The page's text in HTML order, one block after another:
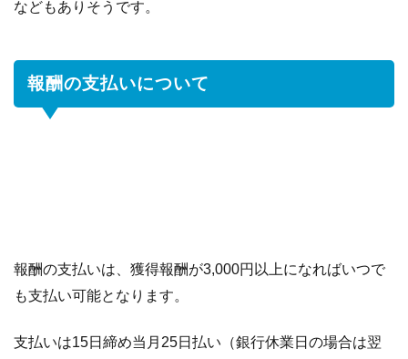
などもありそうです。
報酬の支払いについて
報酬の支払いは、獲得報酬が3,000円以上になればいつで
も支払い可能となります。
支払いは15日締め当月25日払い（銀行休業日の場合は翌